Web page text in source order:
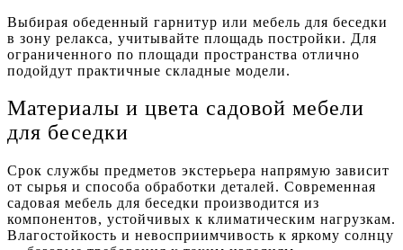
Выбирая обеденный гарнитур или мебель для беседки
в зону релакса, учитывайте площадь постройки. Для
ограниченного по площади пространства отлично
подойдут практичные складные модели.
Материалы и цвета садовой мебели
для беседки
Срок службы предметов экстерьера напрямую зависит
от сырья и способа обработки деталей. Современная
садовая мебель для беседки производится из
компонентов, устойчивых к климатическим нагрузкам.
Влагостойкость и невосприимчивость к яркому солнцу